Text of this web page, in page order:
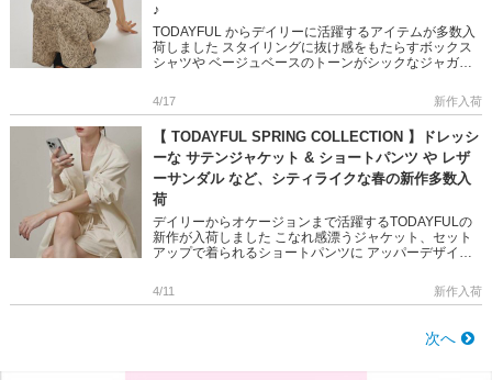
♪
TODAYFUL からデイリーに活躍するアイテムが多数入
荷しました スタイリングに抜け感をもたらすボックス
シャツや ベージュベースのトーンがシックなジャガー
ドローブの幅 […]
4/17 新作入荷
【 TODAYFUL SPRING COLLECTION 】ドレッシ
ーな サテンジャケット & ショートパンツ や レザ
ーサンダル など、シティライクな春の新作多数入
荷
デイリーからオケージョンまで活躍するTODAYFULの
新作が入荷しました こなれ感漂うジャケット、セット
アップで着られるショートパンツに アッパーデザイン
上品で大 […]
4/11 新作入荷
次へ